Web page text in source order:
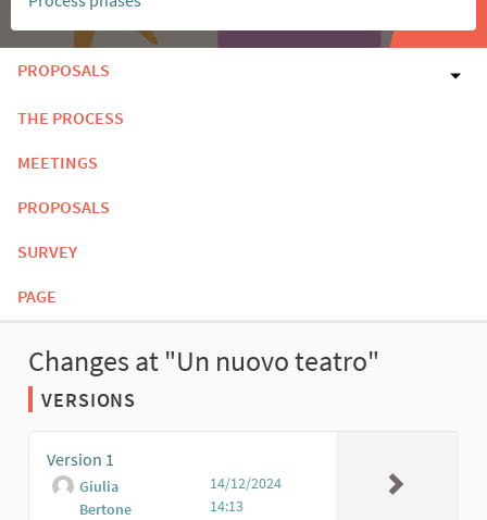
PROPOSALS
THE PROCESS
MEETINGS
PROPOSALS
SURVEY
PAGE
Changes at "Un nuovo teatro"
VERSIONS
Version 1
Giulia
Bertone
14/12/2024
14:13